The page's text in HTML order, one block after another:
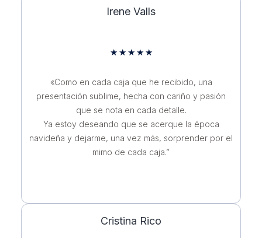
Irene Valls
★ ★ ★ ★ ★
«Como en cada caja que he recibido, una
presentación sublime, hecha con cariño y pasión
que se nota en cada detalle.
Ya estoy deseando que se acerque la época
navideña y dejarme, una vez más, sorprender por el
mimo de cada caja.”
Cristina Rico